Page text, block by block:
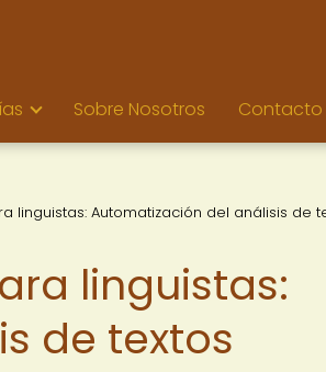
Sobre Nosotros Contacto
linguistas: Automatización del análisis de
linguistas:
de textos